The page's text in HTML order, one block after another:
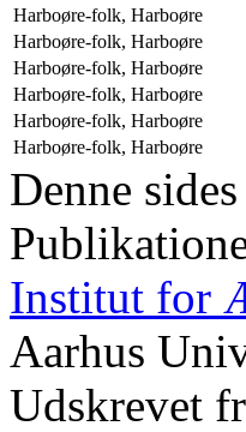
Harboøre-folk, Harboøre
Harboøre-folk, Harboøre
Harboøre-folk, Harboøre
Harboøre-folk, Harboøre
Harboøre-folk, Harboøre
Harboøre-folk, Harboøre
Denne
Institut for
Aarhus
Udskrevet